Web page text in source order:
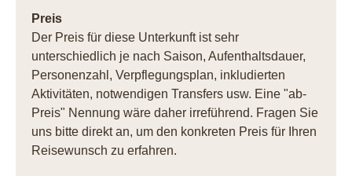
Preis
Der Preis für diese Unterkunft ist sehr
unterschiedlich je nach Saison, Aufenthaltsdauer,
Personenzahl, Verpflegungsplan, inkludierten
Aktivitäten, notwendigen Transfers usw. Eine "ab-
Preis" Nennung wäre daher irreführend. Fragen Sie
uns bitte direkt an, um den konkreten Preis für Ihren
Reisewunsch zu erfahren.